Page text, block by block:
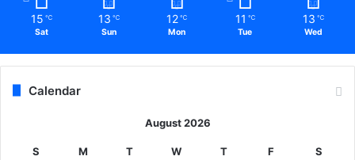
15 ℃
Sat
13 ℃
Sun
12 ℃
Mon
11 ℃
Tue
13 ℃
Wed
Calendar
August 2026
S M T W T F
S